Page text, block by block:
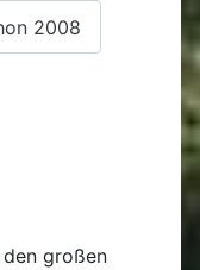
2008
den großen